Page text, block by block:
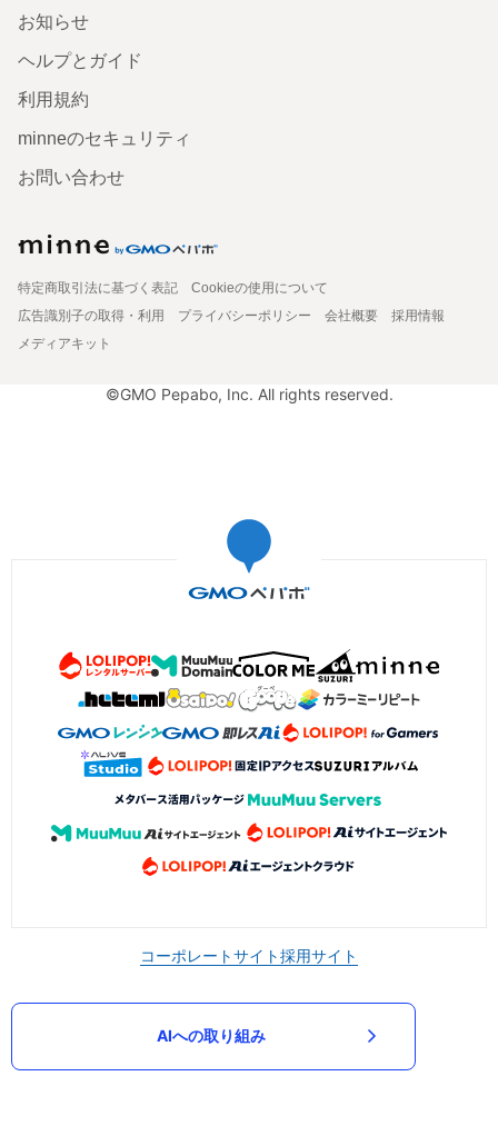
お知らせ
ヘルプとガイド
利用規約
minneのセキュリティ
お問い合わせ
特定商取引法に基づく表記
Cookieの使用について
広告識別子の取得・利用
プライバシーポリシー 会社概要
採用情報
メディアキット
©GMO Pepabo, Inc. All rights reserved.
コーポレートサイト採用サイト
AIへの取り組み